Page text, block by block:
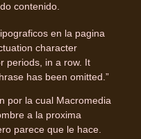
contenido.
en la pagina
character
periods, in a row. It
has been omitted.”
por la cual Macromedia
a la proxima
parece que le hace.